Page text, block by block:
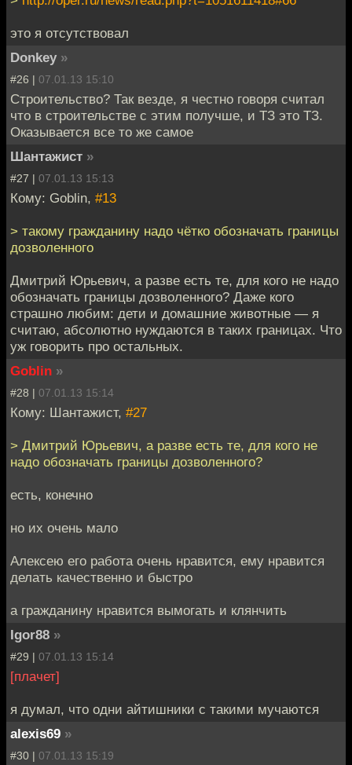
это я отсутствовал
Donkey »
#26 | 07.01.13 15:10
Строительство? Так везде, я честно говоря считал
что в строительстве с этим получше, и ТЗ это ТЗ.
Оказывается все то же самое
Шантажист »
#27 | 07.01.13 15:13
Кому: Goblin, #13
> такому гражданину надо чётко обозначать границы
дозволенного
Дмитрий Юрьевич, а разве есть те, для кого не надо
обозначать границы дозволенного? Даже кого
страшно любим: дети и домашние животные — я
считаю, абсолютно нуждаются в таких границах. Что
уж говорить про остальных.
Goblin »
#28 | 07.01.13 15:14
Кому: Шантажист, #27
> Дмитрий Юрьевич, а разве есть те, для кого не
надо обозначать границы дозволенного?
есть, конечно
но их очень мало
Алексею его работа очень нравится, ему нравится
делать качественно и быстро
а гражданину нравится вымогать и клянчить
Igor88 »
#29 | 07.01.13 15:14
[плачет]
я думал, что одни айтишники с такими мучаются
alexis69 »
#30 | 07.01.13 15:19